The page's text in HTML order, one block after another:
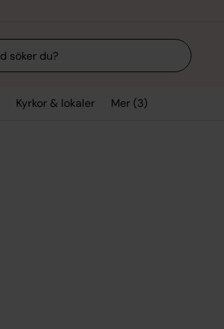
Kyrkor & lokaler Mer (3)